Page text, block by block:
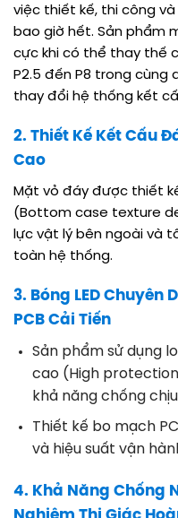
việc thiết kế, thi công
bao giờ hết. Sản phẩm
cực khi có thể thay thế
P2.5 đến P8 trong cùng
thay đổi hệ thống kết
2. Thiết Kế Kết Cấu
Cao
Mặt vỏ đáy được thiết
(Bottom case texture
lực vật lý bên ngoài và
toàn hệ thống.
3. Bóng LED Chuyên
PCB Cải Tiến
Sản phẩm sử dụng
cao (High
khả năng chống
Thiết kế bo mạch
và hiệu suất vận
4. Khả Năng Chống